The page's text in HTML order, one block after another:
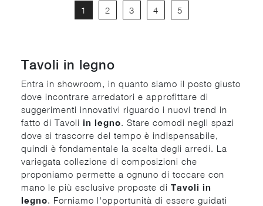
1 2 3 4 5
Tavoli in legno
Entra in showroom, in quanto siamo il posto giusto
dove incontrare arredatori e approfittare di
suggerimenti innovativi riguardo i nuovi trend in
fatto di Tavoli in legno. Stare comodi negli spazi
dove si trascorre del tempo è indispensabile,
quindi è fondamentale la scelta degli arredi. La
variegata collezione di composizioni che
proponiamo permette a ognuno di toccare con
mano le più esclusive proposte di Tavoli in
legno. Forniamo l'opportunità di essere guidati